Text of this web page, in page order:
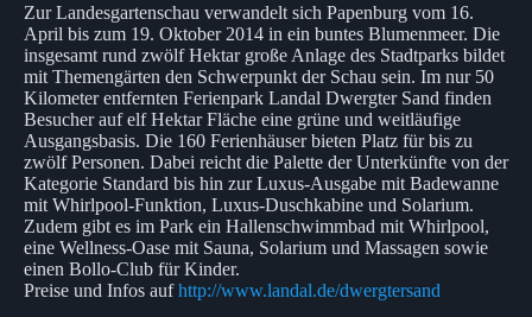
Zur Landesgartenschau verwandelt sich Papenburg vom 16.
April bis zum 19. Oktober 2014 in ein buntes Blumenmeer. Die
insgesamt rund zwölf Hektar große Anlage des Stadtparks bildet
mit Themengärten den Schwerpunkt der Schau sein. Im nur 50
Kilometer entfernten Ferienpark Landal Dwergter Sand finden
Besucher auf elf Hektar Fläche eine grüne und weitläufige
Ausgangsbasis. Die 160 Ferienhäuser bieten Platz für bis zu
zwölf Personen. Dabei reicht die Palette der Unterkünfte von der
Kategorie Standard bis hin zur Luxus-Ausgabe mit Badewanne
mit Whirlpool-Funktion, Luxus-Duschkabine und Solarium.
Zudem gibt es im Park ein Hallenschwimmbad mit Whirlpool,
eine Wellness-Oase mit Sauna, Solarium und Massagen sowie
einen Bollo-Club für Kinder.
Preise und Infos aufhttp://www.landal.de/dwergtersand